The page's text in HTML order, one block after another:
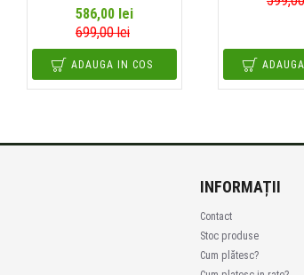
586,00 lei
699,00 lei
ADAUGA IN COS
INFORMAȚII
Contact
Stoc produse
Cum plătesc?